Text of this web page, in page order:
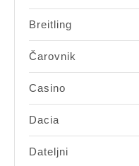
Breitling
Čarovnik
Casino
Dacia
Dateljni